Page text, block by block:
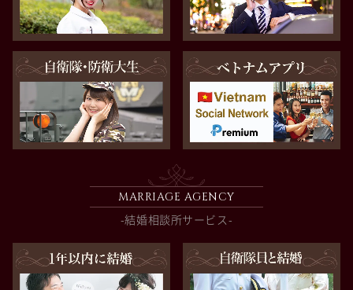
MARRIAGE AGENCY
-結婚相談所サービス-